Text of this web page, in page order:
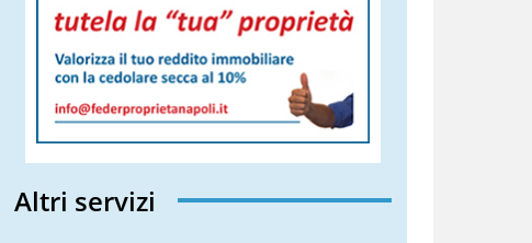
Altri servizi